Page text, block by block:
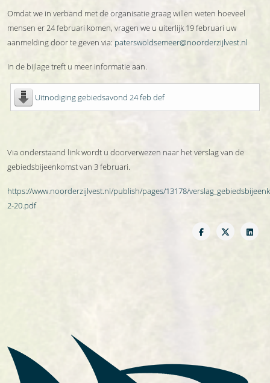
Omdat we in verband met de organisatie graag willen weten hoeveel
mensen er 24 februari komen, vragen we u uiterlijk 19 februari uw
aanmelding door te geven via: paterswoldsemeer@noorderzijlvest.nl
In de bijlage treft u meer informatie aan.
Uitnodiging gebiedsavond 24 feb def
Via onderstaand link wordt u doorverwezen naar het verslag van de
gebiedsbijeenkomst van 3 februari.
https://www.noorderzijlvest.nl/publish/pages/13178/
2-20.pdf